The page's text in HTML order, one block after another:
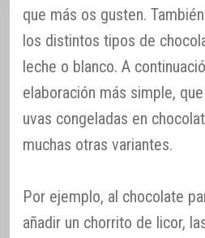
que más os gusten.
los distintos tipos de
leche o blanco. A
elaboración más simple,
uvas congeladas en
muchas otras variantes.
Por ejemplo, al chocolate
añadir un chorrito de licor,